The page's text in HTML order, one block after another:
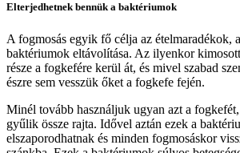
Elterjedhetnek bennük a baktériumok
A fogmosás egyik fő célja az ételmaradékok,
baktériumok eltávolítása. Az ilyenkor
része a fogkefére kerül át, és mivel szabad
észre sem vesszük őket a fogkefe fején.
Minél tovább használjuk ugyan azt a
gyűlik össze rajta. Idővel aztán ezek a
elszaporodhatnak és minden fogmosáskor